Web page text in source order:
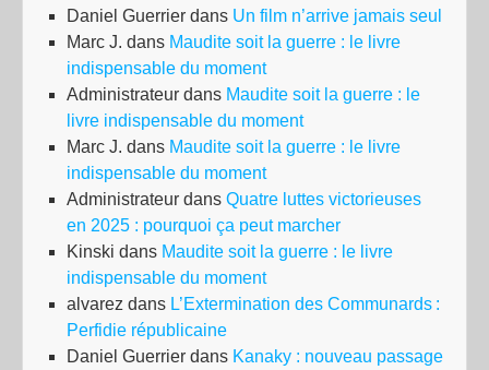
Daniel Guerrier dans Un film n’arrive jamais seul
Marc J. dans Maudite soit la guerre : le livre
indispensable du moment
Administrateur dans Maudite soit la guerre : le
livre indispensable du moment
Marc J. dans Maudite soit la guerre : le livre
indispensable du moment
Administrateur dans Quatre luttes victorieuses
en 2025 : pourquoi ça peut marcher
Kinski dans Maudite soit la guerre : le livre
indispensable du moment
alvarez dans L’Extermination des Communards :
Perfidie républicaine
Daniel Guerrier dans Kanaky : nouveau passage